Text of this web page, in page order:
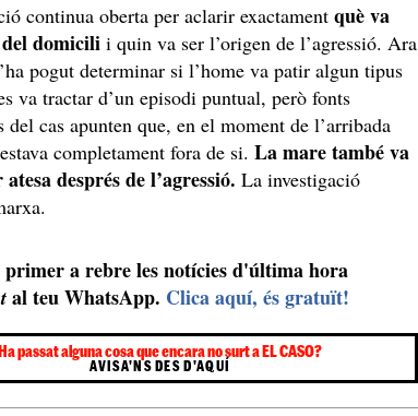
continua oberta per aclarir exactamentquè va
domicili i quin va ser l’origen de l’agressió. Ara
pogut determinar si l’home va patir algun tipus
va tractar d’un episodi puntual, però fonts
del cas apunten que, en el moment de l’arribada
completament fora de si.La mare també va
després de l’agressió. La investigació
primer a rebre les notícies d'última hora
al teu WhatsApp. Clica aquí, és gratuït!
passat alguna cosa que encara no surt a EL CASO?
AVISA'NS DES D'AQUÍ